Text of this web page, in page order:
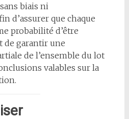
biais ni
d’assurer que chaque
probabilité d’être
de garantir une
de l’ensemble du lot
valables sur la